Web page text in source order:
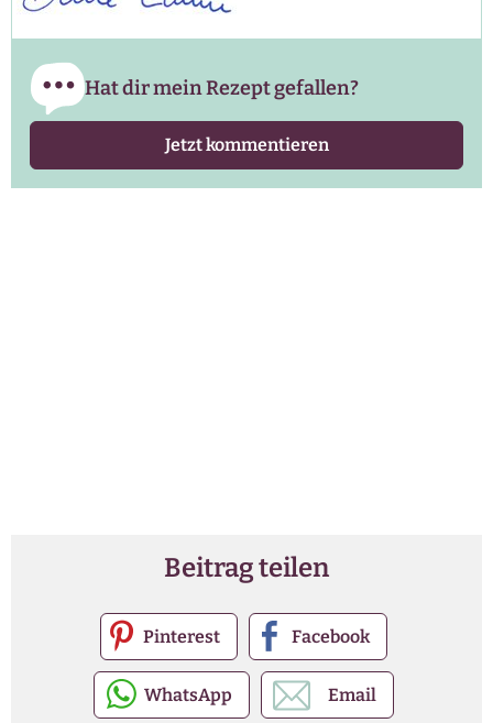
Hat dir mein Rezept gefallen?
Jetzt kommentieren
Beitrag teilen
Pinterest Facebook
WhatsApp Email